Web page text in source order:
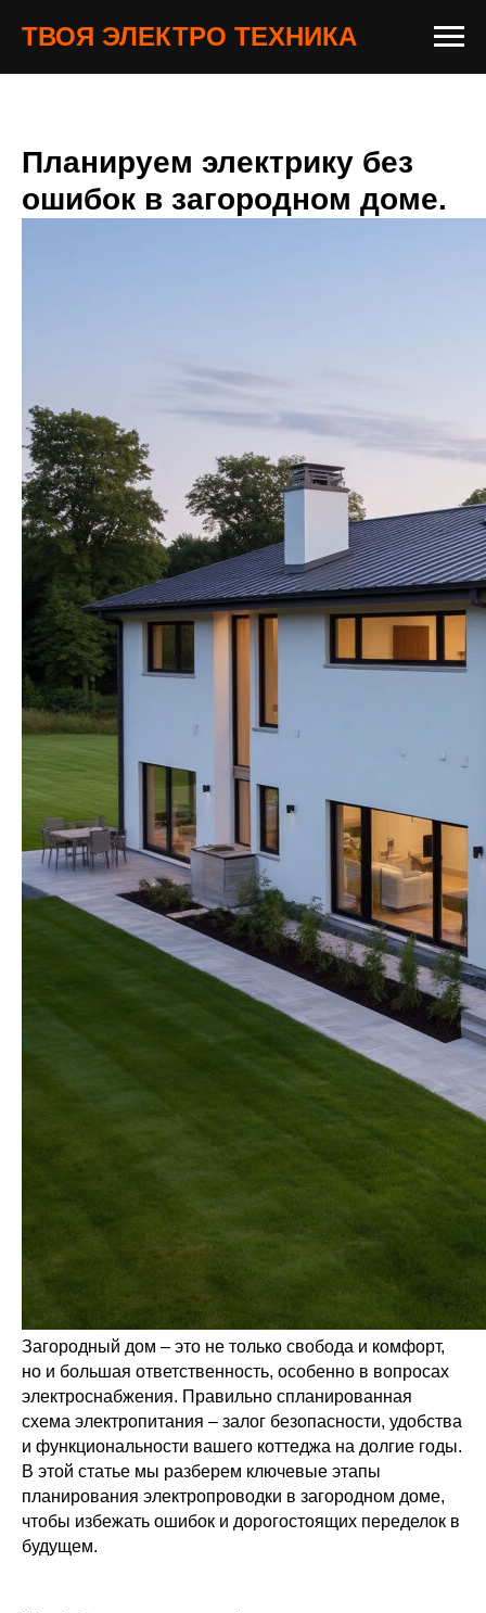
ТВОЯ ЭЛЕКТРО ТЕХНИКА
Планируем электрику без
ошибок в загородном доме.
Загородный дом – это не только свобода и комфорт,
но и большая ответственность, особенно в вопросах
электроснабжения. Правильно спланированная
схема электропитания – залог безопасности, удобства
и функциональности вашего коттеджа на долгие годы.
В этой статье мы разберем ключевые этапы
планирования электропроводки в загородном доме,
чтобы избежать ошибок и дорогостоящих переделок в
будущем.